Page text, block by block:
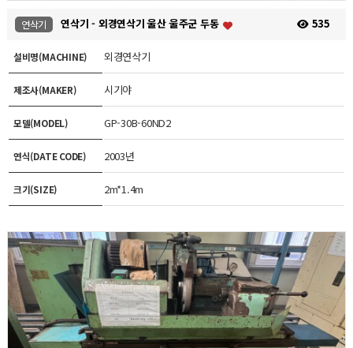
연삭기 연삭기 - 외경연삭기 울산 울주군 두동 535
설비명(MACHINE) 외경연삭기
제조사(MAKER) 시기야
모델(MODEL) GP-30B-60ND2
연식(DATE CODE) 2003년
크기(SIZE) 2m*1.4m